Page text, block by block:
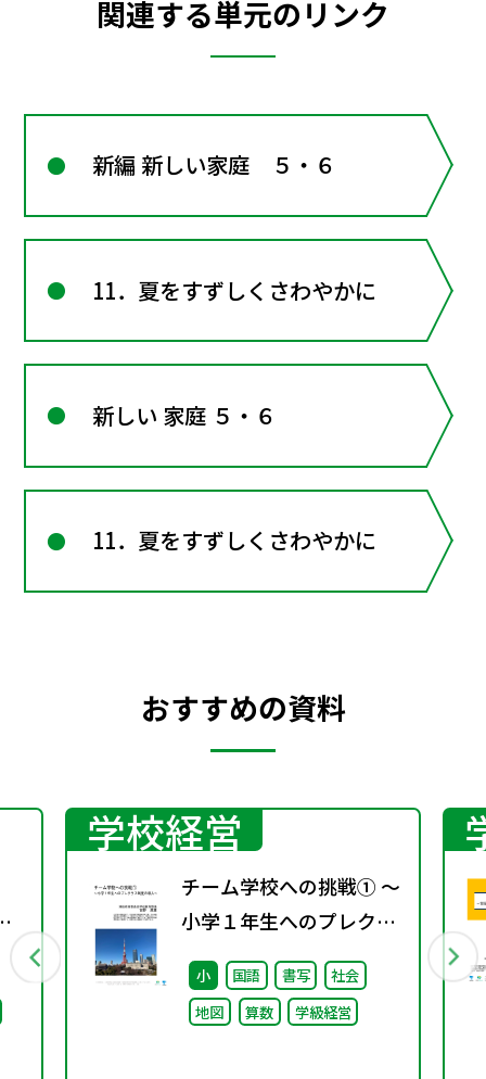
関連する単元のリンク
新編 新しい家庭 ５・６
11．夏をすずしくさわやかに
新しい 家庭 ５・６
11．夏をすずしくさわやかに
おすすめの資料
学校経営
チーム学校への挑戦① ～
小学１年生へのプレクラ
ス制度の導入～
小 国語 書写
社会
地図
算数 学級経営